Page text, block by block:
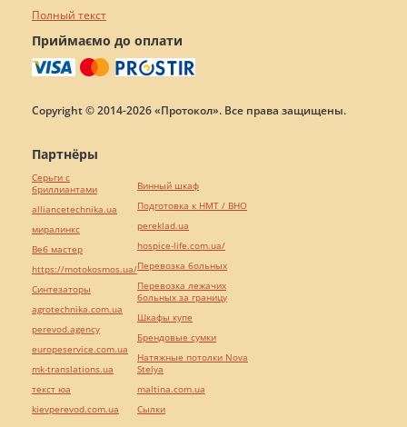
Полный текст
Приймаємо до оплати
Copyright © 2014-2026 «Протокол». Все права защищены.
Партнёры
Серьги с
бриллиантами
alliancetechnika.ua
миралинкс
Веб мастер
https://motokosmos.ua/
Синтезаторы
agrotechnika.com.ua
perevod.agency
europeservice.com.ua
mk-translations.ua
текст юа
kievperevod.com.ua
Винный шкаф
Подготовка к НМТ / ВНО
pereklad.ua
hospice-life.com.ua/
Перевозка больных
Перевозка лежачих
больных за границу
Шкафы купе
Брендовые сумки
Натяжные потолки Nova
Stelya
maltina.com.ua
Cылки